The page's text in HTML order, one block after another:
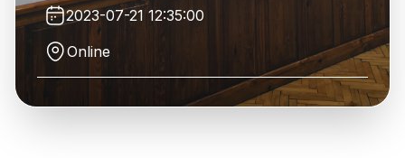
2023-07-21 12:35:00
Online